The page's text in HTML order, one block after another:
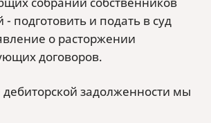
подготовить и подать в суд
о расторжении
договоров.
задолженности мы